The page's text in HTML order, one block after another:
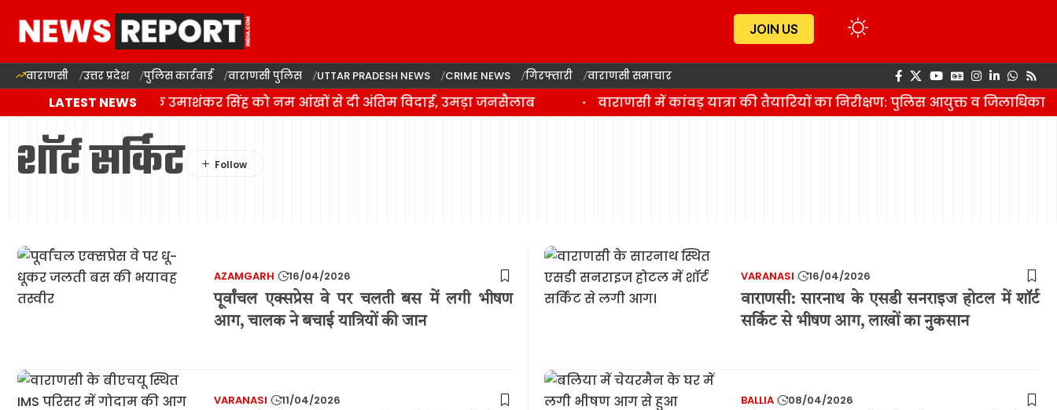
JOIN US
वाराणसी उत्तर प्रदेश पुलिस कार्रवाई वाराणसी पुलिस UTTAR PRADESH NEWS CRIME NEWS गिरफ्तारी वाराणसी समाचार
LATEST NEWS
बलिया में बसपा विधायक उमाशंकर सिंह को नम आंखों से दी अंतिम विदाई, उमड़ा जनसैलाब वाराणसी में कांवड़ यात्रा की तैयारियों का निरीक्षण: पुलिस आयुक्त व
शॉर्ट सर्किट
AZAMGARH 16/04/2026
पूर्वांचल एक्सप्रेस वे पर चलती बस में लगी भीषण
आग, चालक ने बचाई यात्रियों की जान
VARANASI 16/04/2026
वाराणसी: सारनाथ के एसडी सनराइज होटल में शॉर्ट
सर्किट से भीषण आग, लाखों का नुकसान
VARANASI 11/04/2026 BALLIA 08/04/2026